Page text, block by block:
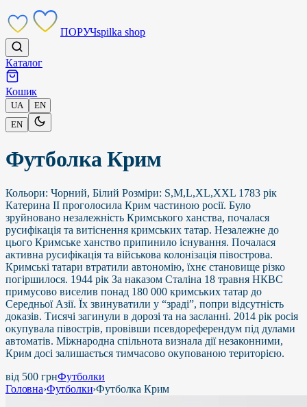
ПОРУЧspilka shop
Каталог
Кошик
UA
EN
EN
Футболка Крим
Кольори: Чорний, Білий Розміри: S,M,L,XL,XXL 1783 рік
Катерина II проголосила Крим частиною росії. Було
зруйновано незалежність Кримського ханства, почалася
русифікація та витіснення кримських татар. Незалежне до
цього Кримське ханство припинило існування. Почалася
активна русифікація та військова колонізація півострова.
Кримські татари втратили автономію, їхнє становище різко
погіршилося. 1944 рік За наказом Сталіна 18 травня НКВС
примусово виселив понад 180 000 кримських татар до
Середньої Азії. Їх звинуватили у “зраді”, попри відсутність
доказів. Тисячі загинули в дорозі та на засланні. 2014 рік росія
окупувала півострів, провівши псевдореферендум під дулами
автоматів. Міжнародна спільнота визнала дії незаконними,
Крим досі залишається тимчасово окупованою територією.
від 500 грнФутболки
Головна›Футболки›Футболка Крим